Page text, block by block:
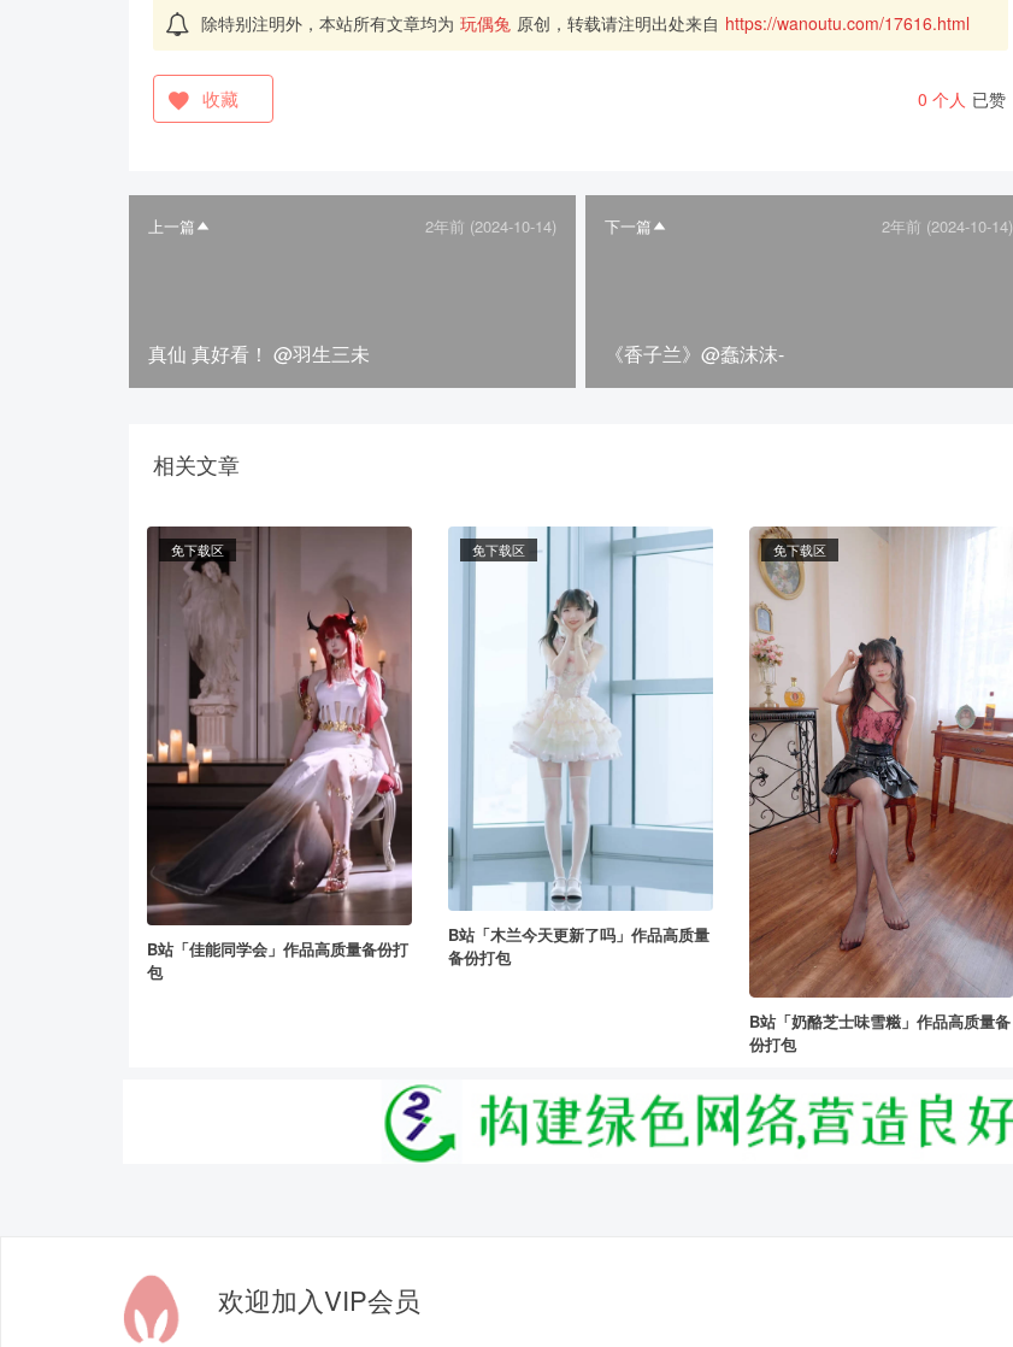
除特别注明外，本站所有文章均为 玩偶兔 原创，转载请注明出处来自 https://wanoutu.com/17616.html
收藏 0 个人 已赞
上一篇 2年前 (2024-10-14)
真仙 真好看！ ​​​@羽生三未
下一篇 2年前 (2024-10-14)
《香子兰》@蠢沫沫-
相关文章
免下载区
B站「佳能同学会」作品高质量备份打
包
免下载区
B站「木兰今天更新了吗」作品高质量
备份打包
免下载区
B站「奶酪芝士味雪糍」作品高质量备
份打包
欢迎加入VIP会员